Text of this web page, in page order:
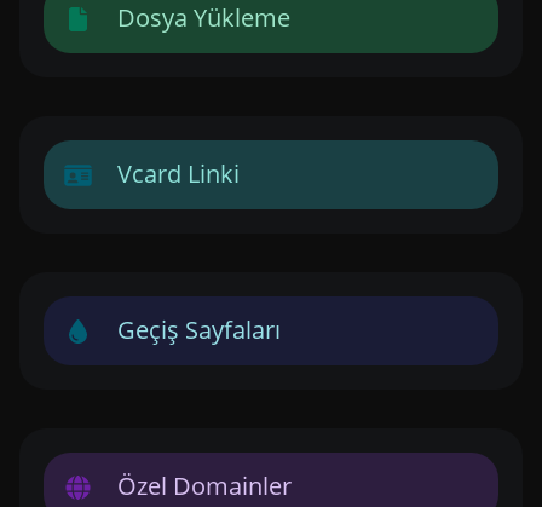
Dosya Yükleme
Vcard Linki
Geçiş Sayfaları
Özel Domainler